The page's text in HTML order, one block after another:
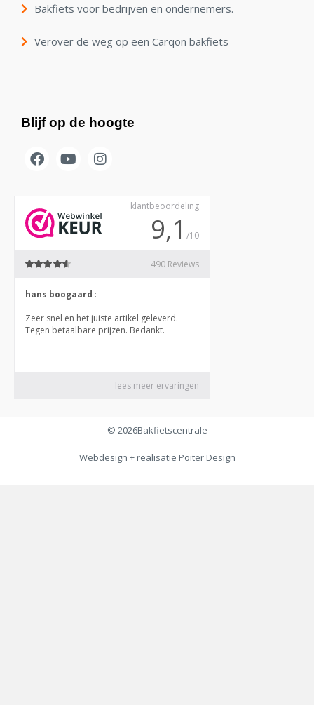
Bakfiets voor bedrijven en ondernemers.
Verover de weg op een Carqon bakfiets
Blijf op de hoogte
© 2026Bakfietscentrale
Webdesign + realisatie Poiter Design